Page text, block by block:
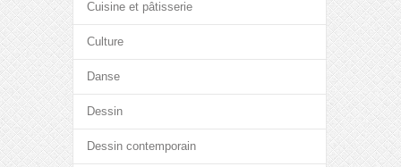
Cuisine et pâtisserie
Culture
Danse
Dessin
Dessin contemporain